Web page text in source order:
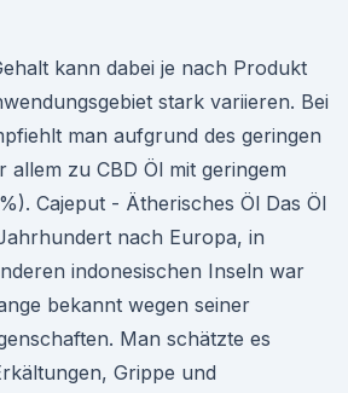
kann dabei je nach Produkt
stark variieren. Bei
man aufgrund des geringen
allem zu CBD Öl mit geringem
Cajeput - Ätherisches Öl Das Öl
nach Europa, in
indonesischen Inseln war
bekannt wegen seiner
Man schätzte es
Grippe und